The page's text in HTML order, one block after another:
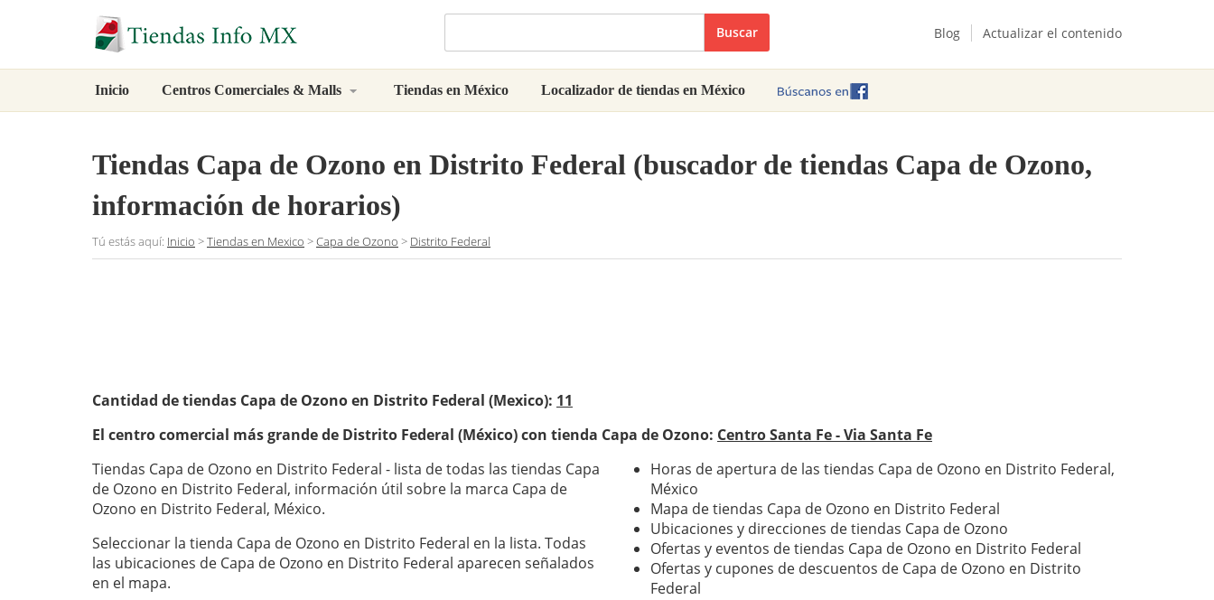
Buscar Blog Actualizar el contenido
Inicio Centros Comerciales & Malls Tiendas en México Localizador de tiendas en México
Tiendas Capa de Ozono en Distrito Federal (buscador de tiendas Capa de Ozono,
información de horarios)
Tú estás aquí: Inicio >Tiendas en Mexico >Capa de Ozono > Distrito Federal
Cantidad de tiendas Capa de Ozono en Distrito Federal (Mexico): 11
El centro comercial más grande de Distrito Federal (México) con tienda Capa de Ozono: Centro Santa Fe - Via Santa Fe
Tiendas Capa de Ozono en Distrito Federal - lista de todas las tiendas Capa
de Ozono en Distrito Federal, información útil sobre la marca Capa de
Ozono en Distrito Federal, México.
Seleccionar la tienda Capa de Ozono en Distrito Federal en la lista. Todas
las ubicaciones de Capa de Ozono en Distrito Federal aparecen señalados
en el mapa.
Horas de apertura de las tiendas Capa de Ozono en Distrito Federal,
México
Mapa de tiendas Capa de Ozono en Distrito Federal
Ubicaciones y direcciones de tiendas Capa de Ozono
Ofertas y eventos de tiendas Capa de Ozono en Distrito Federal
Ofertas y cupones de descuentos de Capa de Ozono en Distrito
Federal